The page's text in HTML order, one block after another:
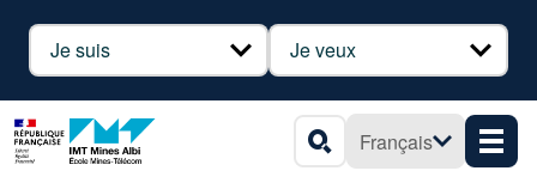
Profil Besoin
Rechercher
Français